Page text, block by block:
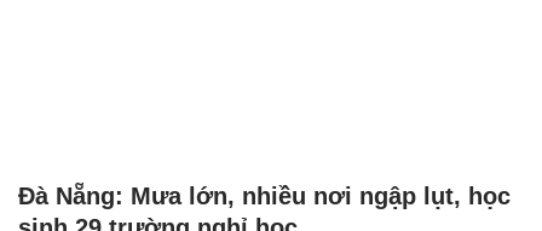
Đà Nẵng: Mưa lớn, nhiều nơi ngập lụt, học